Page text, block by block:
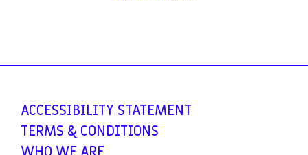
ACCESSIBILITY STATEMENT
TERMS & CONDITIONS